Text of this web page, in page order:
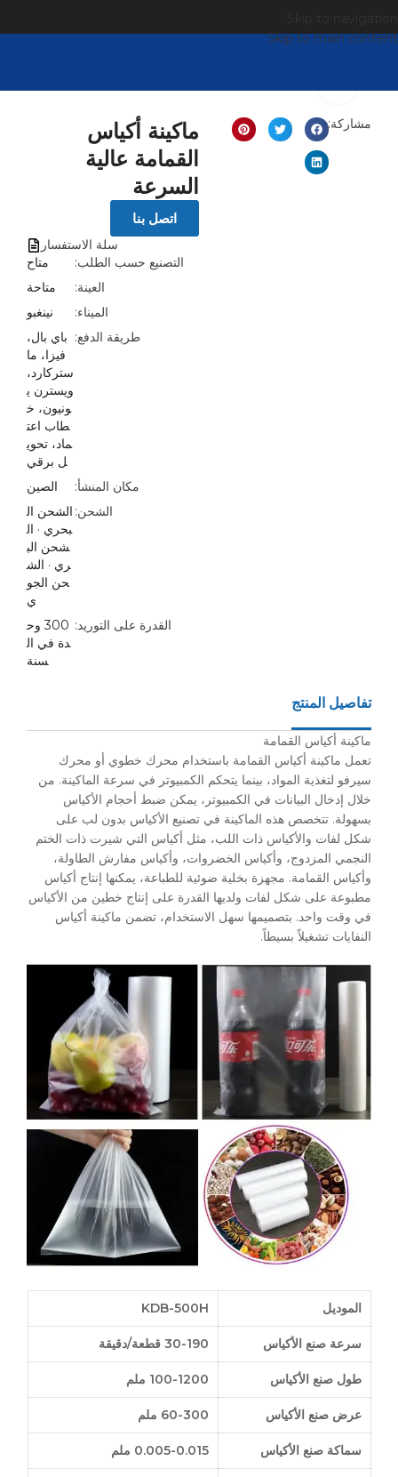
Skip to main content
مشاركة:
ماكينة أكياس
القمامة عالية
السرعة
اتصل بنا
سلة الاستفسار
التصنيع حسب الطلب:
متاح
العينة:
متاحة
الميناء:
نينغبو
طريقة الدفع: باي بال،
فيزا، ما
ستركارد،
ويسترن ي
ونيون، خ
طاب اعت
ماد، تحوي
ل برقي
مكان المنشأ:
الصين
الشحن: الشحن ال
بحري · ال
شحن الب
ري · الش
حن الجو
ي
القدرة على التوريد:
300 وح
دة في ال
سنة
تفاصيل المنتج
ماكينة أكياس القمامة
تعمل ماكينة أكياس القمامة باستخدام محرك خطوي أو محرك
سيرفو لتغذية المواد، بينما يتحكم الكمبيوتر في سرعة الماكينة. من
خلال إدخال البيانات في الكمبيوتر، يمكن ضبط أحجام الأكياس
بسهولة. تتخصص هذه الماكينة في تصنيع الأكياس بدون لب على
شكل لفات والأكياس ذات اللب، مثل أكياس التي شيرت ذات الختم
النجمي المزدوج، وأكياس الخضروات، وأكياس مفارش الطاولة،
وأكياس القمامة. مجهزة بخلية ضوئية للطباعة، يمكنها إنتاج أكياس
مطبوعة على شكل لفات ولديها القدرة على إنتاج خطين من الأكياس
في وقت واحد. بتصميمها سهل الاستخدام، تضمن ماكينة أكياس
النفايات تشغيلاً بسيطاً.
الموديل KDB-500H
سرعة صنع الأكياس 30-190 قطعة /دقيقة
طول صنع الأكياس 100-1200 ملم
عرض صنع الأكياس 60-300 ملم
سماكة صنع الأكياس 0.005-0.015 ملم